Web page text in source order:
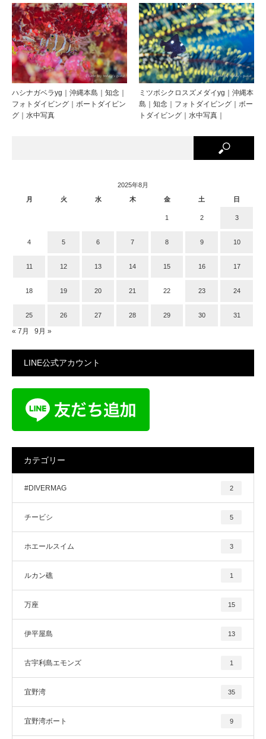
ハシナガベラyg｜沖縄本島｜知念｜
フォトダイビング｜ボートダイビン
グ｜水中写真
ミツボシクロスズメダイyg｜沖縄本
島｜知念｜フォトダイビング｜ボー
トダイビング｜水中写真｜
2025年8月
月
火 水 木 金 土 日
1 2 3
4 5 6 7 8 9 10
11 12 13 14 15 16 17
18 19 20 21 22 23 24
25 26 27 28 29 30 31
« 7月 9月 »
LINE公式アカウント
カテゴリー
#DIVERMAG 2
チービシ 5
ホエールスイム 3
ルカン礁 1
万座 15
伊平屋島 13
古宇利島エモンズ 1
宜野湾 35
宜野湾ボート 9